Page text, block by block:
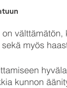
myös
kunnon